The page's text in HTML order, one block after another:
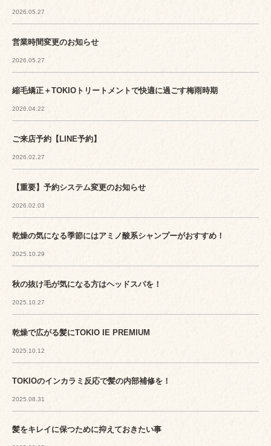
2026.05.27
営業時間変更のお知らせ
2026.05.27
縮毛矯正＋TOKIOトリートメントで快適に過ごす梅雨時期
2026.04.22
ご来店予約【LINE予約】
2026.02.27
【重要】予約システム変更のお知らせ
2026.02.03
乾燥の気になる季節にはアミノ酸系シャンプーがおすすめ！
2025.10.29
秋の抜け毛が気になる方はヘッドスパを！
2025.10.27
乾燥で広がる髪にTOKIO IE PREMIUM
2025.10.12
TOKIOのインカラミ反応で髪の内部補修を！
2025.08.31
髪をキレイに保つために抑えておきたい事